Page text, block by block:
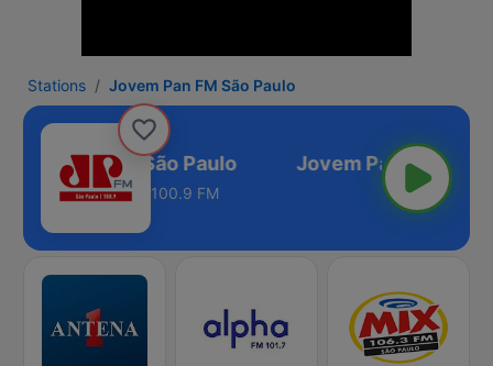
Stations Jovem Pan FM São Paulo
Pan FM São Paulo
100.9 FM